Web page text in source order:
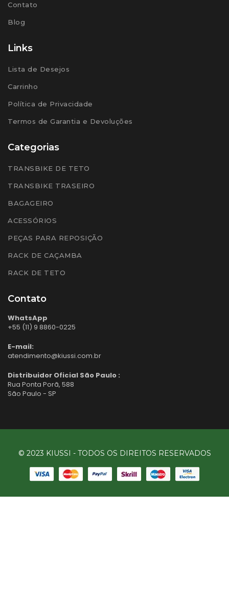
Contato
Blog
Links
Lista de Desejos
Carrinho
Política de Privacidade
Termos de Garantia e Devoluções
Categorias
TRANSBIKE DE TETO
TRANSBIKE TRASEIRO
BAGAGEIRO
ACESSÓRIOS
PEÇAS PARA REPOSIÇÃO
RACK DE CAÇAMBA
RACK DE TETO
Contato
WhatsApp
+55 (11) 9 8860-0225
E-mail:
atendimento@kiussi.com.br
Distribuidor Oficial São Paulo :
Rua Ponta Porã, 588
São Paulo - SP
© 2023 KIUSSI - TODOS OS DIREITOS RESERVADOS